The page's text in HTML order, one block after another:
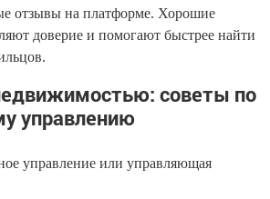
отзывы на платформе. Хорошие
доверие и помогают быстрее найти
советы по
управлению
управление или управляющая